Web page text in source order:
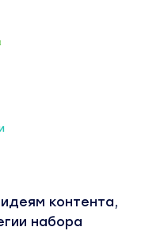
контента,
набора